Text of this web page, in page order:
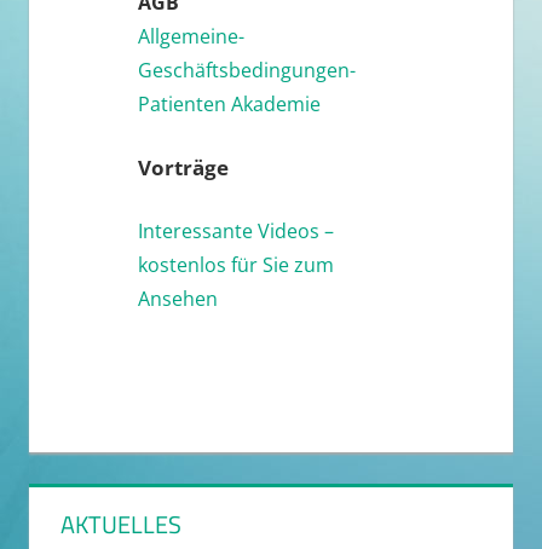
Allgemeine-
Geschäftsbedingungen-
Patienten Akademie
Vorträge
Interessante Videos –
kostenlos für Sie zum
Ansehen
AKTUELLES